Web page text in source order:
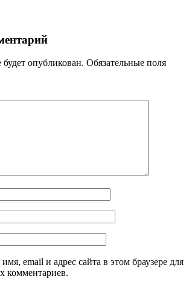
опубликован. Обязательные поля
email и адрес сайта в этом браузере для
комментариев.